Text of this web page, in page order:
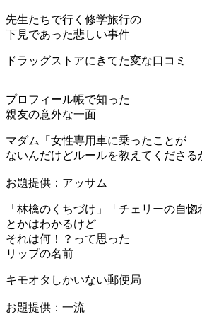
先生たちで行く修学旅行の
下見であった悲しい事件
ドラッグストアにきてた変な口コミ
プロフィール帳で知った
親友の意外な一面
マダム「女性専用車に乗ったことが
ないんだけどルールを教えてくださる
お題提供：アッサム
「林檎のくちづけ」「チェリーの自惚
とかはわかるけど
それは何！？って思った
リップの名前
キモオタしかいない郵便局
お題提供：一流